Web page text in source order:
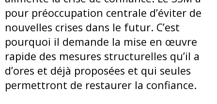
pour préoccupation centrale d’éviter de
nouvelles crises dans le futur. C’est
pourquoi il demande la mise en œuvre
rapide des mesures structurelles qu’il a
d’ores et déjà proposées et qui seules
permettront de restaurer la confiance.